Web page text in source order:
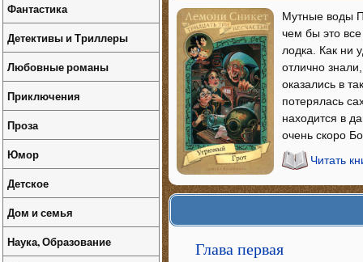
Мутные воды
чем бы это
лодка. Как ни
отлично
оказались в
потерялась
находится в
очень скоро
Читать
Глава первая
Фантастика
Детективы и Триллеры
Любовные романы
Приключения
Проза
Юмор
Детское
Дом и семья
Наука, Образование